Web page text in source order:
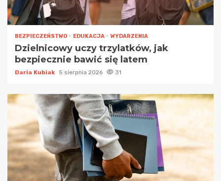
BEZPIECZEŃSTWO EDUKACJA WYDARZENIA
Dzielnicowy uczy trzylatków, jak
bezpiecznie bawić się latem
Daria Kubiak 5 sierpnia 2026 31